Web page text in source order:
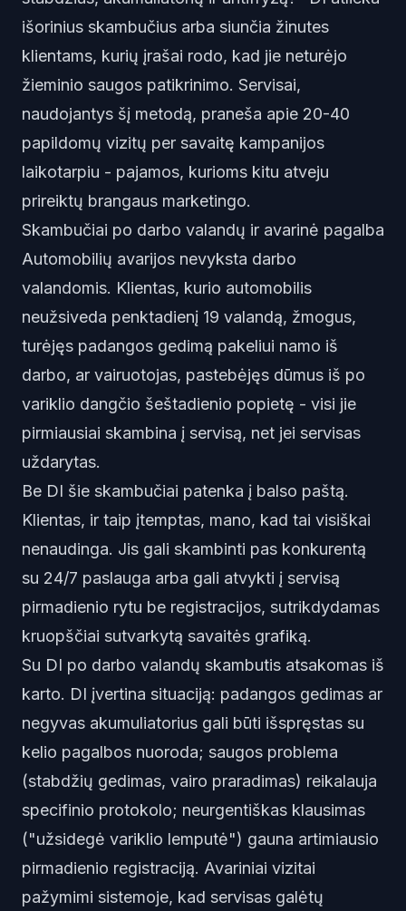
išorinius skambučius arba siunčia žinutes
klientams, kurių įrašai rodo, kad jie neturėjo
žieminio saugos patikrinimo. Servisai,
naudojantys šį metodą, praneša apie 20-40
papildomų vizitų per savaitę kampanijos
laikotarpiu - pajamos, kurioms kitu atveju
prireiktų brangaus marketingo.
Skambučiai po darbo valandų ir avarinė pagalba
Automobilių avarijos nevyksta darbo
valandomis. Klientas, kurio automobilis
neužsiveda penktadienį 19 valandą, žmogus,
turėjęs padangos gedimą pakeliui namo iš
darbo, ar vairuotojas, pastebėjęs dūmus iš po
variklio dangčio šeštadienio popietę - visi jie
pirmiausiai skambina į servisą, net jei servisas
uždarytas.
Be DI šie skambučiai patenka į balso paštą.
Klientas, ir taip įtemptas, mano, kad tai visiškai
nenaudinga. Jis gali skambinti pas konkurentą
su 24/7 paslauga arba gali atvykti į servisą
pirmadienio rytu be registracijos, sutrikdydamas
kruopščiai sutvarkytą savaitės grafiką.
Su DI po darbo valandų skambutis atsakomas iš
karto. DI įvertina situaciją: padangos gedimas ar
negyvas akumuliatorius gali būti išspręstas su
kelio pagalbos nuoroda; saugos problema
(stabdžių gedimas, vairo praradimas) reikalauja
specifinio protokolo; neurgentiškas klausimas
("užsidegė variklio lemputė") gauna artimiausio
pirmadienio registraciją. Avariniai vizitai
pažymimi sistemoje, kad servisas galėtų